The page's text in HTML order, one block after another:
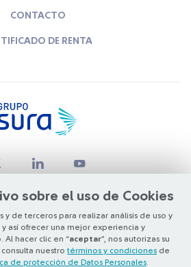
sobre el uso de Cookies
y de terceros para realizar análisis de uso y
así ofrecer una mejor experiencia y
Al hacer clic en “aceptar”, nos autorizas su
nuestro términos y condiciones de
de protección de Datos Personales
CONTACTO
DE RENTA
Grupo SURA 2026